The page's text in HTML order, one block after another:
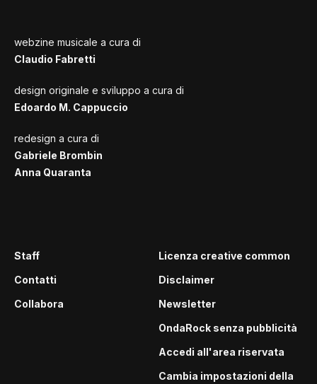
webzine musicale a cura di
Claudio Fabretti
design originale e sviluppo a cura di
Edoardo M. Cappuccio
redesign a cura di
Gabriele Brombin
Anna Quaranta
Staff
Contatti
Collabora
Licenza creative common
Disclaimer
Newsletter
OndaRock senza pubblicità
Accedi all'area riservata
Cambia impostazioni della